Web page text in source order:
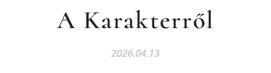
A Karakterről
2026.04.13